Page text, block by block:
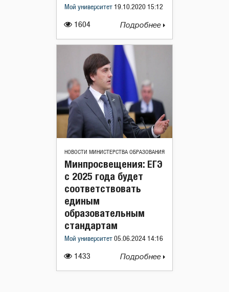
1604
Мой университет 19.10.2020 15:12
Подробнее
НОВОСТИ МИНИСТЕРСТВА ОБРАЗОВАНИЯ
1433
Минпросвещения: ЕГЭ
с 2025 года будет
соответствовать
единым
образовательным
стандартам
Мой университет 05.06.2024 14:16
Подробнее